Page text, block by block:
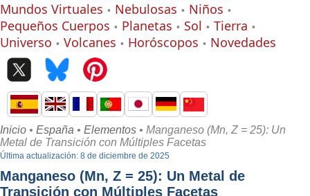
Mundos Virtuales
Nebulosas
Niños
Pequeños Cuerpos
Planetas Sol
Tierra
Universo
Volcanes Horóscopos Novedades
Inicio • España • Elementos • Manganeso (Mn, Z = 25): Un
Metal de Transición con Múltiples Facetas
Última actualización: 8 de diciembre de 2025
Manganeso (Mn, Z = 25): Un Metal de
Transición con Múltiples Facetas